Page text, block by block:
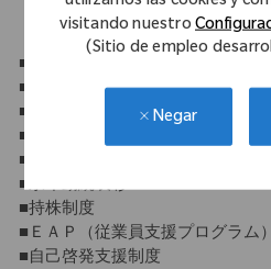
visitando nuestro
(Sitio de empleo
Negar
【福利厚生】
■社会保険完備
■退職金制度
■団体保険
■定期健康診断
■財形貯蓄制度
■永年勤続表彰
■持株制度
■ＥＡＰ（従業員支援プログラム）
■自己啓発支援制度